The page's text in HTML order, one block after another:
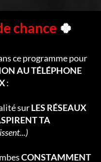
chance 🍀
ce programme pour
AU TÉLÉPHONE
:
surLES RÉSEAUX
TA
CONSTAMMENT